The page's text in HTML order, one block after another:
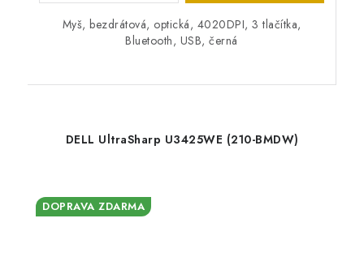
Myš, bezdrátová, optická, 4020DPI, 3 tlačítka,
Bluetooth, USB, černá
DELL UltraSharp U3425WE (210-BMDW)
DOPRAVA ZDARMA